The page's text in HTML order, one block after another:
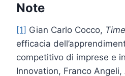
Note
[1] Gian Carlo Cocco,
efficacia
competitivo di imprese e
Innovation, Franco